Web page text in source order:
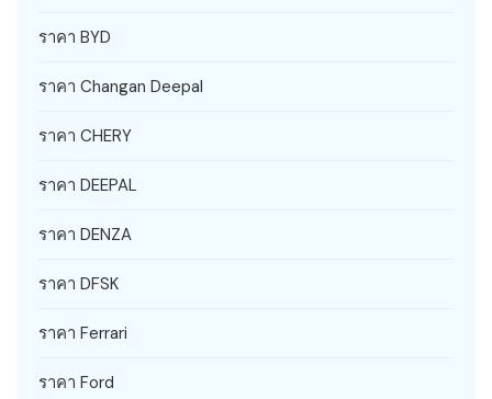
ราคา BYD
ราคา Changan Deepal
ราคา CHERY
ราคา DEEPAL
ราคา DENZA
ราคา DFSK
ราคา Ferrari
ราคา Ford